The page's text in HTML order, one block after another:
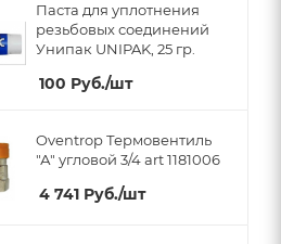
Паста для уплотнения
резьбовых соединений
Унипак UNIPAK, 25 гр.
100 Руб./шт
Oventrop Термовентиль
"А" угловой 3/4 art 1181006
4 741 Руб./шт